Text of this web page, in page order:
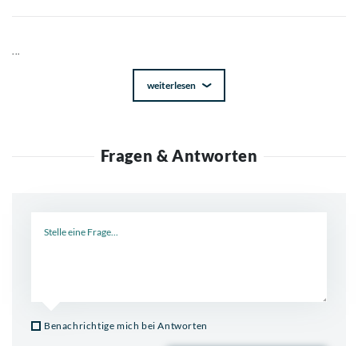
...
weiterlesen
Fragen & Antworten
Benachrichtige mich bei Antworten